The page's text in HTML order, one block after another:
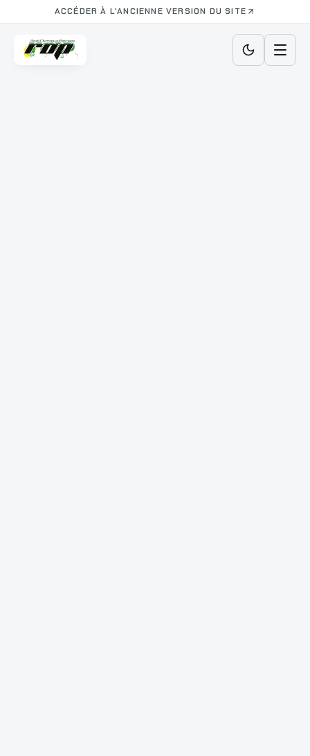
ACCÉDER À L'ANCIENNE VERSION DU SITE